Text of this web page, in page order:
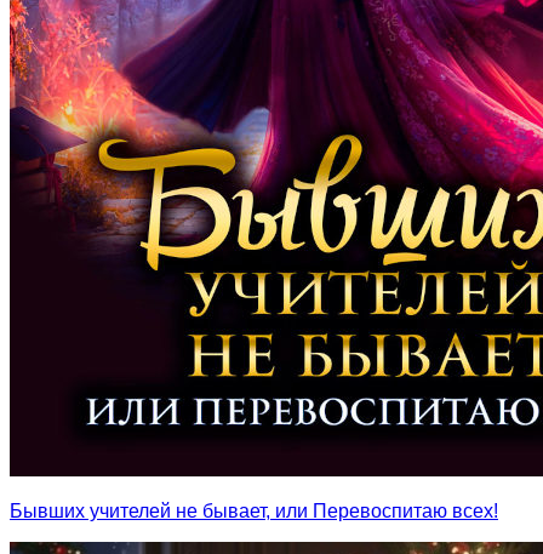
Бывших учителей не бывает, или Перевоспитаю всех!